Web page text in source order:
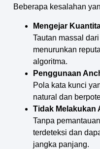
Beberapa kesalahan
Mengejar
Tautan massal
menurunkan
algoritma.
Penggunaan
Pola kata kunci
natural dan
Tidak Melakukan
Tanpa
terdeteksi dan
jangka panjang.